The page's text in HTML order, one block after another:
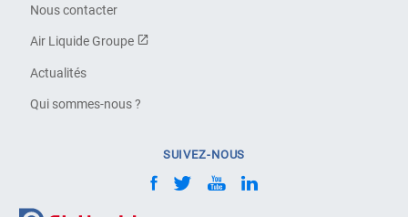
Nous contacter
Air Liquide Groupe
Actualités
Qui sommes-nous ?
SUIVEZ-NOUS